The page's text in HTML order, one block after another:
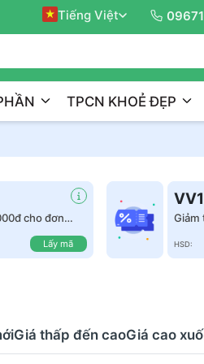
Tiếng Việt
TPCN KHOẺ ĐẸP
cho đơn
Lấy mã
Giảm
HSD:
Giá thấp đến caoGiá cao